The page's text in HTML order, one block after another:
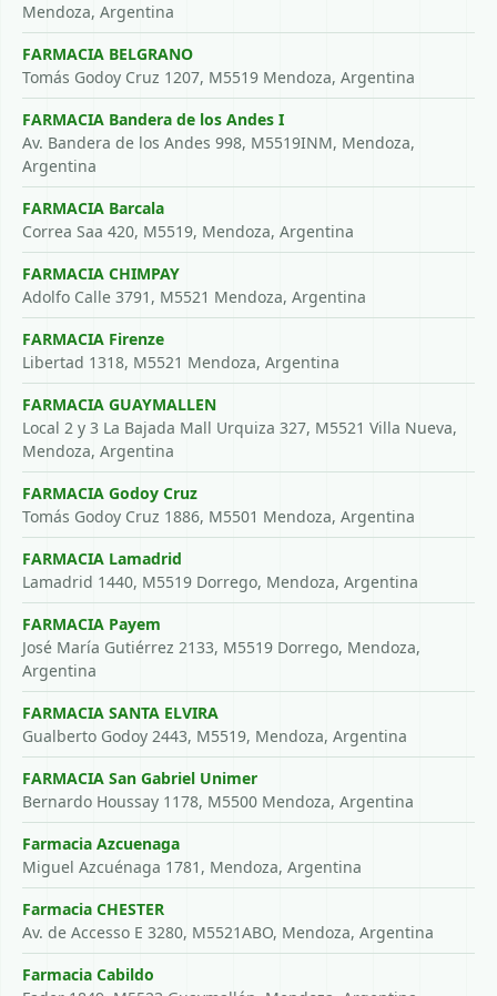
Mendoza, Argentina
FARMACIA BELGRANO
Tomás Godoy Cruz 1207, M5519 Mendoza, Argentina
FARMACIA Bandera de los Andes I
Av. Bandera de los Andes 998, M5519INM, Mendoza,
Argentina
FARMACIA Barcala
Correa Saa 420, M5519, Mendoza, Argentina
FARMACIA CHIMPAY
Adolfo Calle 3791, M5521 Mendoza, Argentina
FARMACIA Firenze
Libertad 1318, M5521 Mendoza, Argentina
FARMACIA GUAYMALLEN
Local 2 y 3 La Bajada Mall Urquiza 327, M5521 Villa Nueva,
Mendoza, Argentina
FARMACIA Godoy Cruz
Tomás Godoy Cruz 1886, M5501 Mendoza, Argentina
FARMACIA Lamadrid
Lamadrid 1440, M5519 Dorrego, Mendoza, Argentina
FARMACIA Payem
José María Gutiérrez 2133, M5519 Dorrego, Mendoza,
Argentina
FARMACIA SANTA ELVIRA
Gualberto Godoy 2443, M5519, Mendoza, Argentina
FARMACIA San Gabriel Unimer
Bernardo Houssay 1178, M5500 Mendoza, Argentina
Farmacia Azcuenaga
Miguel Azcuénaga 1781, Mendoza, Argentina
Farmacia CHESTER
Av. de Accesso E 3280, M5521ABO, Mendoza, Argentina
Farmacia Cabildo